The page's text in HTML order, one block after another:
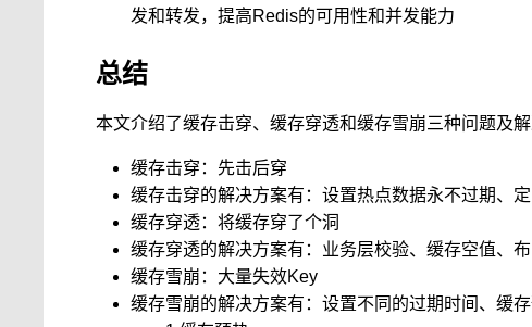
发和转发，提高Redis的可用性和并发能力
总结
本文介绍了缓存击穿、缓存穿透和缓存雪崩三种问题及
缓存击穿：先击后穿
缓存击穿的解决方案有：设置热点数据永不过期、
缓存穿透：将缓存穿了个洞
缓存穿透的解决方案有：业务层校验、缓存空值、
缓存雪崩：大量失效Key
缓存雪崩的解决方案有：设置不同的过期时间、缓